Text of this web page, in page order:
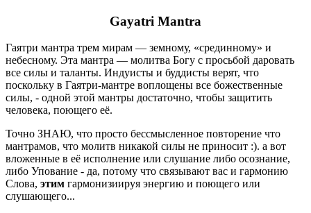
Gayatri Mantra
Гаятри мантра трем мирам — земному, «срединному» и
небесному. Эта мантра — молитва Богу с просьбой даровать
все силы и таланты. Индуисты и буддисты верят, что
поскольку в Гаятри-мантре воплощены все божественные
силы, - одной этой мантры достаточно, чтобы защитить
человека, поющего её.
Точно ЗНАЮ, что просто бессмысленное повторение что
мантрамов, что молитв никакой силы не приносит :). а вот
вложенные в её исполнение или слушание либо осознание,
либо Упование - да, потому что связывают вас и гармонию
Слова, этим гармонизиируя энергию и поющего или
слушающего...